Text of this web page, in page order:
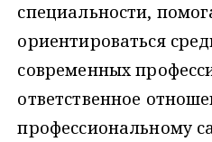
специальности,
ориентироваться
современных
ответственное
профессиональному